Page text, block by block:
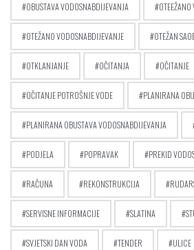
OBUSTAVA VODOSNABDIJEVANJA
OTEŽANO VODOSNABDIJEVANJE OTEŽAN
OTKLANJANJE OČITANJA OČITANJE
OČITANJE POTROŠNJE VODE PLANIRANA
PLANIRANA OBUSTAVA VODOSNABDIJEVANJA
PODJELA POPRAVAK PREKID
RAČUNA REKONSTRUKCIJA
SERVISNE INFORMACIJE SLATINA
SVJETSKI DAN VODA TENDER ULICE